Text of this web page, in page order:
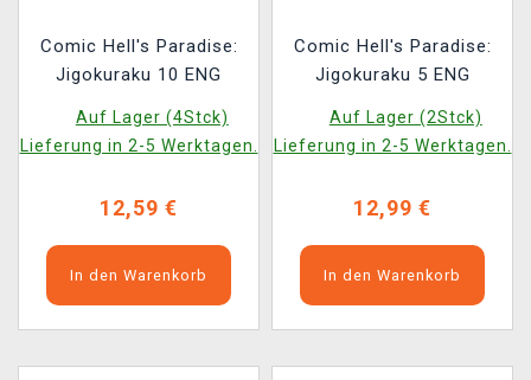
Comic Hell's Paradise:
Jigokuraku 10 ENG
Auf Lager (4Stck)
Lieferung in 2-5 Werktagen.
12,59 €
In den Warenkorb
Comic Hell's Paradise:
Jigokuraku 5 ENG
Auf Lager (2Stck)
Lieferung in 2-5 Werktagen.
12,99 €
In den Warenkorb